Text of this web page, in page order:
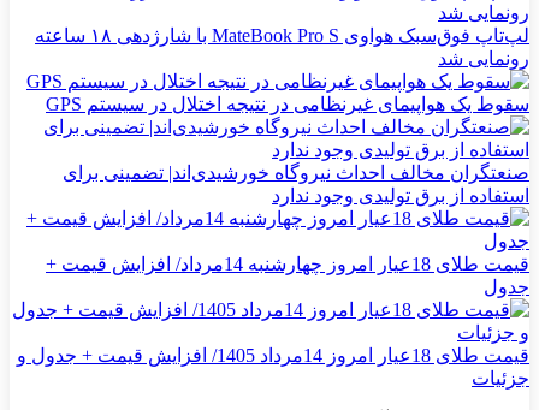
لپ‌تاپ فوق‌سبک هواوی MateBook Pro S با شارژدهی ۱۸ ساعته
رونمایی شد
سقوط یک هواپیمای غیرنظامی در نتیجه اختلال در سیستم‌ GPS
صنعتگران مخالف احداث نیروگاه خورشیدی‌اند| تضمینی برای
استفاده از برق تولیدی وجود ندارد
قیمت طلای 18عیار امروز چهارشنبه 14مرداد/ افزایش قیمت +
جدول
قیمت طلای 18عیار امروز 14مرداد 1405/ افزایش قیمت + جدول و
جزئیات